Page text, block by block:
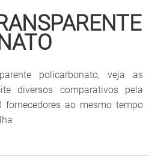
policarbonato, veja as
diversos comparativos pela
ao mesmo tempo